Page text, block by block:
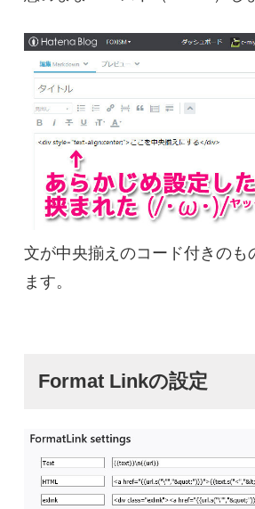
文が中央揃えのコード付きのも
ます。
Format Linkの設定